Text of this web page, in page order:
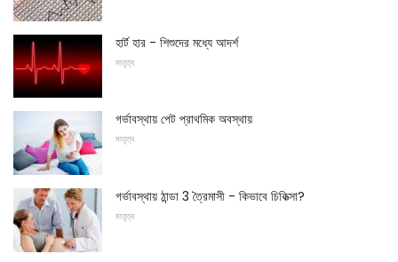
হার্ট হার - শিশুদের মধ্যে আদর্শ
মাতৃত্ব
গর্ভাবস্থায় পেট প্রাথমিক অবস্থায়
মাতৃত্ব
গর্ভাবস্থায় ঠান্ডা 3 ত্রৈমাসী - কিভাবে চিকিত্সা?
মাতৃত্ব